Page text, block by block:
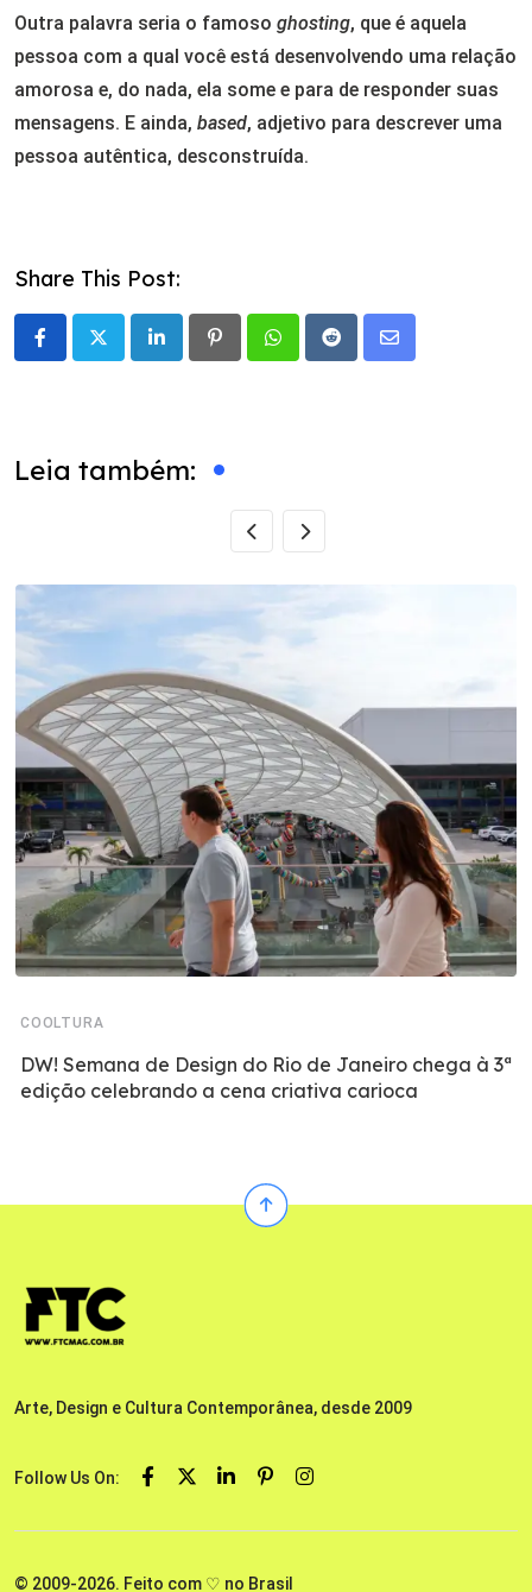
Outra palavra seria o famoso ghosting, que é aquela
pessoa com a qual você está desenvolvendo uma relação
amorosa e, do nada, ela some e para de responder suas
mensagens. E ainda, based, adjetivo para descrever uma
pessoa autêntica, desconstruída.
Share This Post:
LinkedIn PinterestWhatsappRedditShare
Leia também:
COOLTURA
DW! Semana de Design do Rio de Janeiro chega à 3ª
edição celebrando a cena criativa carioca
Arte, Design e Cultura Contemporânea, desde 2009
Follow Us On:
© 2009-2026. Feito com ♡ no Brasil